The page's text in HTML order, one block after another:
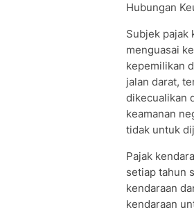
Hubungan
Subjek pajak
menguasai
kepemilikan
jalan darat,
dikecualikan
keamanan
tidak untuk
Pajak
setiap tahun
kendaraan
kendaraan